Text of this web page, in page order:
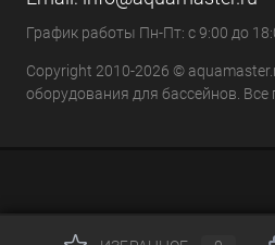
График работы Пн-Пт: с 9:00 до
Copyright 2010-2026 ©
оборудования для бассейнов.